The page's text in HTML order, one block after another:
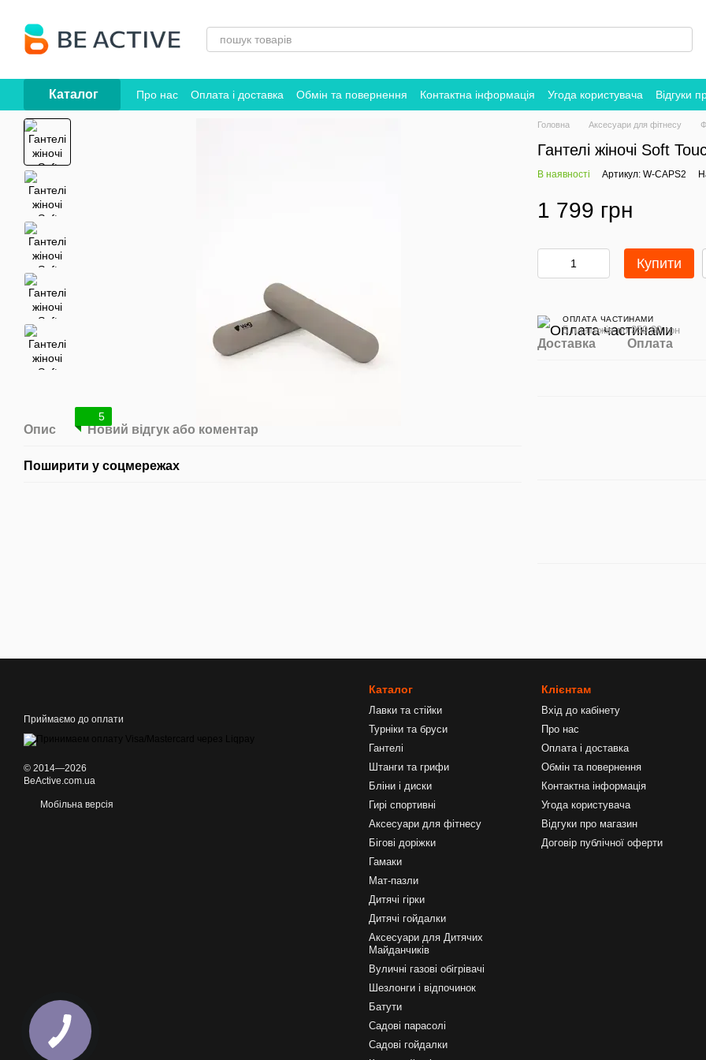
Каталог Про нас Оплата і доставка Обмін та повернення Контактна інформація Угода користувача Відгуки
5
Опис Новий відгук або коментар
Поширити у соцмережах
Головна Аксесуари для фітнесу
Гантелі жіночі Soft
В наявності Артикул: W-CAPS2
1 799 грн
Купити
ОПЛАТА ЧАСТИНАМИ
5 платежів по 359.80 грн
Доставка Оплата
Приймаємо до оплати
© 2014—2026
BeActive.com.ua
Мобільна версія
Каталог
Лавки та стійки
Турніки та бруси
Гантелі
Штанги та грифи
Бліни і диски
Гирі спортивні
Аксесуари для фітнесу
Бігові доріжки
Гамаки
Мат-пазли
Дитячі гірки
Дитячі гойдалки
Аксесуари для Дитячих
Майданчиків
Вуличні газові обігрівачі
Шезлонги і відпочинок
Батути
Садові парасолі
Садові гойдалки
Клієнтам
Вхід до кабінету
Про нас
Оплата і доставка
Обмін та повернення
Контактна інформація
Угода користувача
Відгуки про магазин
Договір публічної оферти